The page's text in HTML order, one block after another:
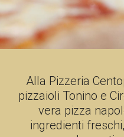
Alla Pizzeria
pizzaioli Tonino e
vera pizza
ingredienti